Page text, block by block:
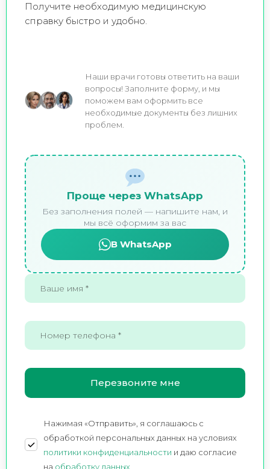
Получите необходимую медицинскую
справку быстро и удобно.
Наши врачи готовы ответить на ваши
вопросы! Заполните форму, и мы
поможем вам оформить все
необходимые документы без лишних
проблем.
Проще через WhatsApp
Без заполнения полей — напишите нам, и
мы всё оформим за вас
В WhatsApp
Нажимая «Отправить», я соглашаюсь c
обработкой персональных данных на условиях
политики конфиденциальности и даю согласие
на обработку данных